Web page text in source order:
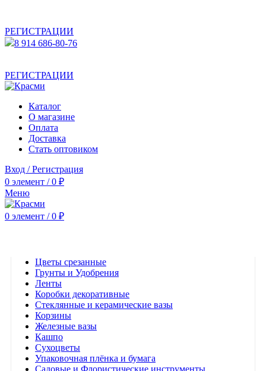
РЕГИСТРАЦИИ
8 914 686-80-76
РЕГИСТРАЦИИ
Каталог
О магазине
Оплата
Доставка
Стать оптовиком
Вход / Регистрация
0 элемент / 0 ₽
Меню
0 элемент / 0 ₽
Цветы срезанные
Грунты и Удобрения
Ленты
Коробки декоративные
Стеклянные и керамические вазы
Корзины
Железные вазы
Кашпо
Сухоцветы
Упаковочная плёнка и бумага
Садовые и Флористические инструменты